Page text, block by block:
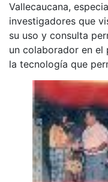
Vallecaucana,
investigadores que
su uso y consulta
un colaborador en
la tecnología que